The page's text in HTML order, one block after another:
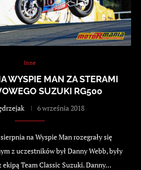
Inne
WYSPIE MAN ZA STERAMI
SUZUKI RG500
6 września 2018
na Wyspie Man rozegrały się
z uczestników był Danny Webb, były
Team Classic Suzuki. Danny…